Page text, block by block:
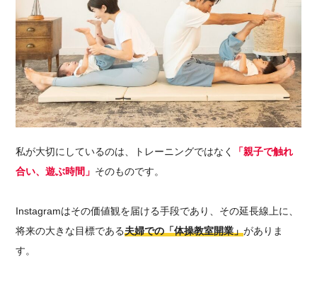
私が大切にしているのは、トレーニングではなく
「親子で触れ
合い、遊ぶ時間」 そのものです。
Instagramはその価値観を届ける手段であり、その延長線上に、
将来の大きな目標である夫婦での「体操教室開業」がありま
す。